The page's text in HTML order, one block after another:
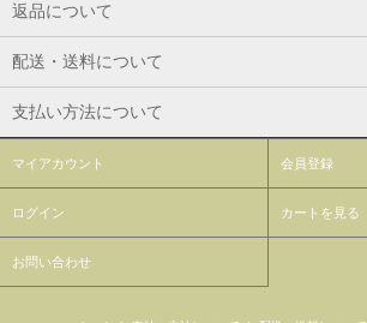
返品について
配送・送料について
支払い方法について
マイアカウント 会員登録
ログイン カートを見る
お問い合わせ